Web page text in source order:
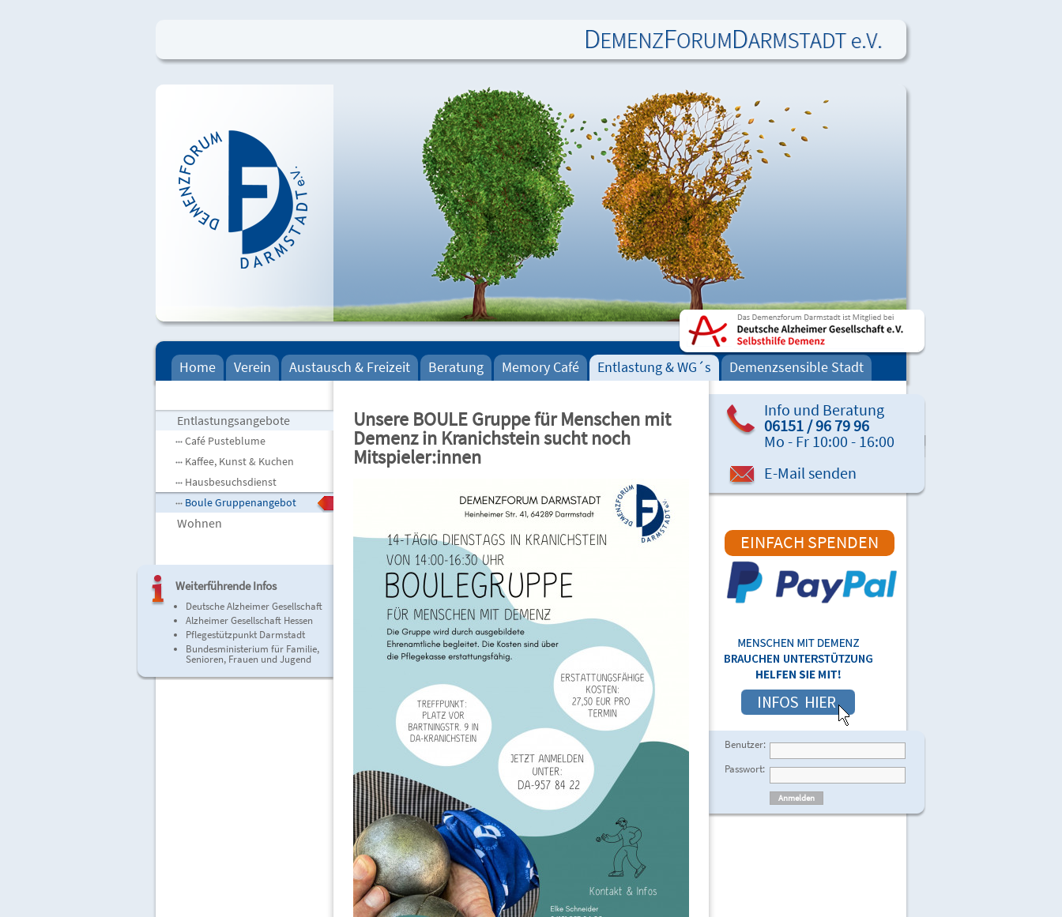
Home Verein Austausch & Freizeit Beratung Memory Café Entlastung & WG´s Demenzsensible Stadt
Entlastungsangebote
Café Pusteblume
Kaffee, Kunst & Kuchen
Hausbesuchsdienst
Boule Gruppenangebot
Wohnen
Weiterführende Infos
Deutsche Alzheimer Gesellschaft
Alzheimer Gesellschaft Hessen
Pflegestützpunkt Darmstadt
Bundesministerium für Familie,
Senioren, Frauen und Jugend
Unsere BOULE Gruppe für Menschen mit
Demenz in Kranichstein sucht noch
Mitspieler:innen
Info und Beratung
06151 / 96 79 96
Mo - Fr 10:00 - 16:00
E-Mail senden
EINFACH SPENDEN
Benutzer:
Passwort: